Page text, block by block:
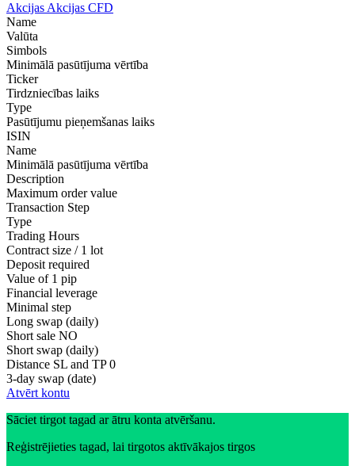
Akcijas Akcijas CFD
Name
Valūta
Simbols
Minimālā pasūtījuma vērtība
Ticker
Tirdzniecības laiks
Type
Pasūtījumu pieņemšanas laiks
ISIN
Name
Minimālā pasūtījuma vērtība
Description
Maximum order value
Transaction Step
Type
Trading Hours
Contract size / 1 lot
Deposit required
Value of 1 pip
Financial leverage
Minimal step
Long swap (daily)
Short sale NO
Short swap (daily)
Distance SL and TP 0
3-day swap (date)
Atvērt kontu
Sāciet tirgot tagad ar ātru konta atvēršanu.
Reģistrējieties tagad, lai tirgotos aktīvākajos tirgos